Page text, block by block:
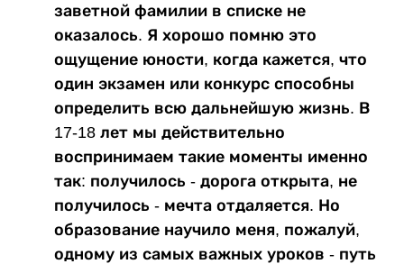
заветной фамилии в списке не
оказалось. Я хорошо помню это
ощущение юности, когда кажется, что
один экзамен или конкурс способны
определить всю дальнейшую жизнь. В
17-18 лет мы действительно
воспринимаем такие моменты именно
так: получилось - дорога открыта, не
получилось - мечта отдаляется. Но
образование научило меня, пожалуй,
одному из самых важных уроков - путь